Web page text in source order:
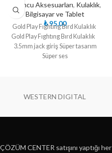
Oyuncu Aksesuarları, Kulaklık,
Bilgisayar ve Tablet
₺95,00
Gold Play Fıghtıng Bırd Kulaklık
Gold Play Fıghtıng Bırd Kulaklık
3.5mm jack giriş Süper tasarım
Süper ses
WESTERN DIGITAL
ÇÖZÜM CENTER satışını yaptığı